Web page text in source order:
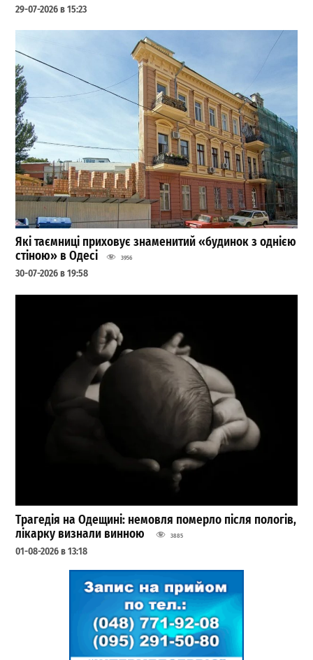
29-07-2026 в 15:23
Які таємниці приховує знаменитий «будинок з однією
стіною» в Одесі
3956
30-07-2026 в 19:58
Трагедія на Одещині: немовля померло після пологів,
лікарку визнали винною
3885
01-08-2026 в 13:18